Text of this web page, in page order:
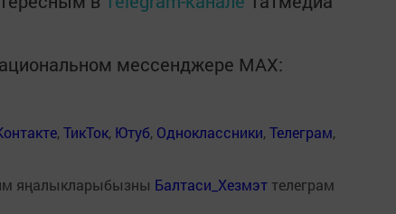
мессенджере MАХ:
,ТикТок, Ютуб, Одноклассники,Телеграм,
яңалыкларыбызны Балтаси_Хезмэт телеграм